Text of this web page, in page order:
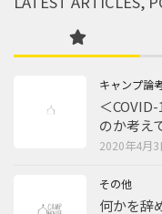
キャンプ論
＜
のか考え
2020年4月3
その他
何かを辞